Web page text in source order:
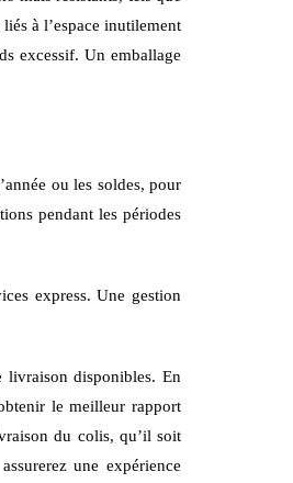
à l’espace inutilement
excessif. Un emballage
ou les soldes, pour
pendant les périodes
express. Une gestion
livraison disponibles. En
le meilleur rapport
du colis, qu’il soit
une expérience